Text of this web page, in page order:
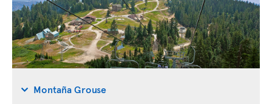
Montaña Grouse